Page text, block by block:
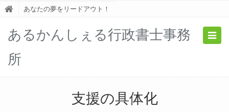
あなたの夢をリードアウト！
あるかんしぇる行政書士事務
所
支援の具体化